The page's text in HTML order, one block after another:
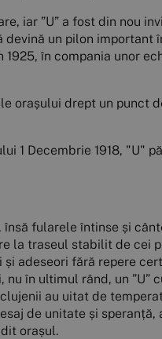
iar ”U” a fost din nou
devină un pilon
în compania unor
orașului drept un punct
1 Decembrie 1918, "U"
fularele întinse și
la traseul stabilit de cei
adeseori fără repere
în ultimul rând, un
au uitat de
de unitate și
orașul.